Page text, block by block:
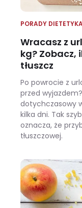
PORADY
Wracasz z
kg? Zobacz,
tłuszcz
Po powrocie z
przed
dotychczasowy
kilka dni. Tak
oznacza, że
tłuszczowej.